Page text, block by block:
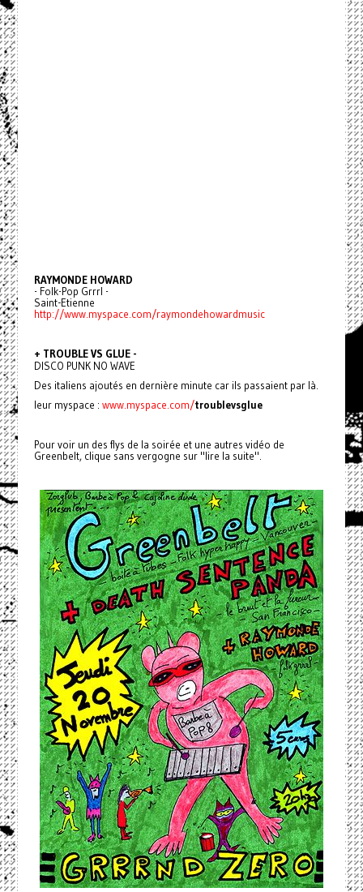
RAYMONDE HOWARD
- Folk-Pop Grrrl -
Saint-Etienne
http://www.myspace.com/raymondehowardmusic
+ TROUBLE VS GLUE -
DISCO PUNK NO WAVE
Des italiens ajoutés en dernière minute car ils passaient par là.
leur myspace : www.myspace.com/troublevsglue
Pour voir un des flys de la soirée et une autres vidéo de
Greenbelt, clique sans vergogne sur "lire la suite".